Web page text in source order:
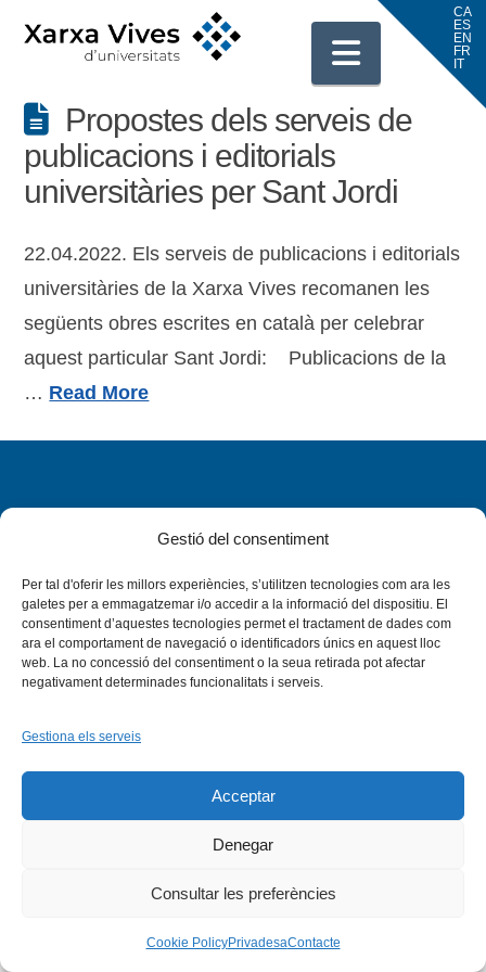
Gestió del consentiment
Per tal d'oferir les millors experiències, s’utilitzen tecnologies com ara les
galetes per a emmagatzemar i/o accedir a la informació del dispositiu. El
consentiment d’aquestes tecnologies permet el tractament de dades com
ara el comportament de navegació o identificadors únics en aquest lloc
web. La no concessió del consentiment o la seua retirada pot afectar
negativament determinades funcionalitats i serveis.
Gestiona els serveis
Acceptar
Denegar
Consultar les preferències
Cookie PolicyPrivadesaContacte
Propostes dels serveis de
publicacions i editorials
universitàries per Sant Jordi
22.04.2022. Els serveis de publicacions i editorials
universitàries de la Xarxa Vives recomanen les
següents obres escrites en català per celebrar
aquest particular Sant Jordi: ​ Publicacions de la
… Read More
Facebook
X BlueskyTiktok LinkedIn
Instagram
Flickr
INICI QUI SOM
PROGRAMES
DESENVOLUPAMENT SOSTENIBLE
TRANSPARÈNCIA
Copyright © 2026 -